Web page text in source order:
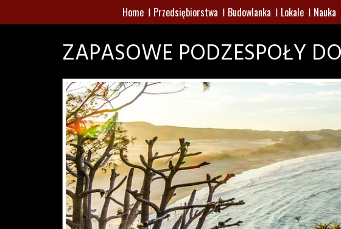
Home Przedsiębiorstwa Budowlanka Lokale Nauka
ZAPASOWE PODZESPOŁY